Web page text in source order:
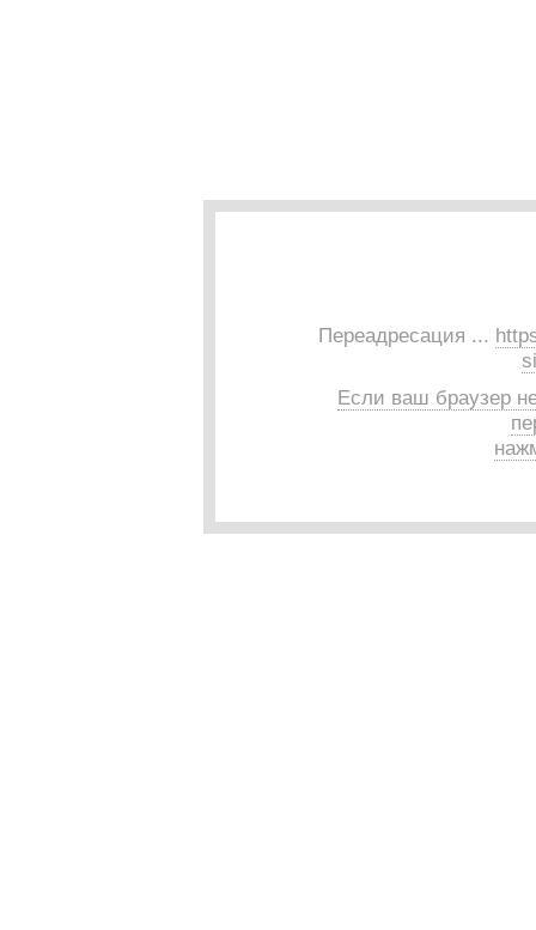
Переадресация ...
Если ваш браузер